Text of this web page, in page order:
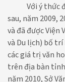
Với ý thức
sau, năm 2009,
và đã được Viện
và Du lịch) bố
các giá trị văn
trên địa bàn
năm 2010, Sở